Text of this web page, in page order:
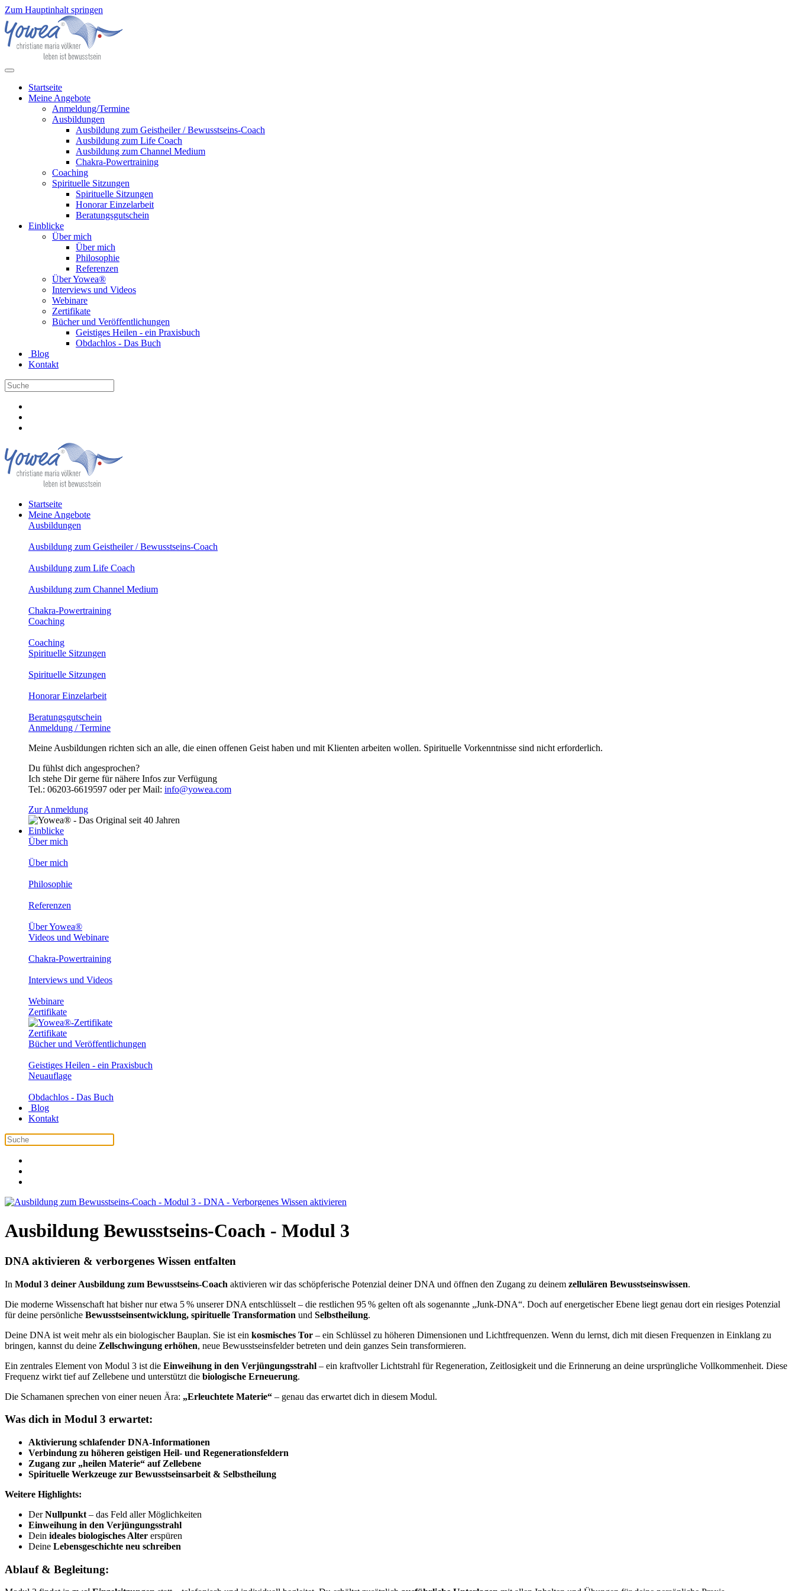
Zum Hauptinhalt springen
Startseite
Meine Angebote
Anmeldung/Termine
Ausbildungen
Ausbildung zum Geistheiler / Bewusstseins-Coach
Ausbildung zum Life Coach
Ausbildung zum Channel Medium
Chakra-Powertraining
Coaching
Spirituelle Sitzungen
Spirituelle Sitzungen
Honorar Einzelarbeit
Beratungsgutschein
Einblicke
Über mich
Über mich
Philosophie
Referenzen
Über Yowea®
Interviews und Videos
Webinare
Zertifikate
Bücher und Veröffentlichungen
Geistiges Heilen - ein Praxisbuch
Obdachlos - Das Buch
Blog
Kontakt
Startseite
Meine Angebote
Ausbildungen
Ausbildung zum Geistheiler / Bewusstseins-Coach
Ausbildung zum Life Coach
Ausbildung zum Channel Medium
Chakra-Powertraining
Coaching
Coaching
Spirituelle Sitzungen
Spirituelle Sitzungen
Honorar Einzelarbeit
Beratungsgutschein
Anmeldung / Termine
Meine Ausbildungen richten sich an alle, die einen offenen Geist haben und mit Klienten arbeiten wollen. Spirituelle Vorkenntnisse sind nicht erforderlich.
Du fühlst dich angesprochen?
Ich stehe Dir gerne für nähere Infos zur Verfügung
Tel.: 06203-6619597 oder per Mail: info@yowea.com
Zur Anmeldung
Einblicke
Über mich
Über mich
Philosophie
Referenzen
Über Yowea®
Videos und Webinare
Chakra-Powertraining
Interviews und Videos
Webinare
Zertifikate
Zertifikate
Bücher und Veröffentlichungen
Geistiges Heilen - ein Praxisbuch
Neuauflage
Obdachlos - Das Buch
Blog
Kontakt
Ausbildung Bewusstseins-Coach - Modul 3
DNA aktivieren & verborgenes Wissen entfalten
In Modul 3 deiner Ausbildung zum Bewusstseins-Coach aktivieren wir das schöpferische Potenzial deiner DNA und öffnen den Zugang zu deinem zellulären Bewusstseinswissen.
Die moderne Wissenschaft hat bisher nur etwa 5 % unserer DNA entschlüsselt – die restlichen 95 % gelten oft als sogenannte „Junk-DNA“. Doch auf energetischer Ebene liegt genau dort ein riesiges Potenzial
für deine persönliche Bewusstseinsentwicklung, spirituelle Transformation und Selbstheilung.
Deine DNA ist weit mehr als ein biologischer Bauplan. Sie ist ein kosmisches Tor – ein Schlüssel zu höheren Dimensionen und Lichtfrequenzen. Wenn du lernst, dich mit diesen Frequenzen in Einklang zu
bringen, kannst du deine Zellschwingung erhöhen, neue Bewusstseinsfelder betreten und dein ganzes Sein transformieren.
Ein zentrales Element von Modul 3 ist die Einweihung in den Verjüngungsstrahl – ein kraftvoller Lichtstrahl für Regeneration, Zeitlosigkeit und die Erinnerung an deine ursprüngliche Vollkommenheit. Diese
Frequenz wirkt tief auf Zellebene und unterstützt die biologische Erneuerung.
Die Schamanen sprechen von einer neuen Ära: „Erleuchtete Materie“ – genau das erwartet dich in diesem Modul.
Was dich in Modul 3 erwartet:
Aktivierung schlafender DNA-Informationen
Verbindung zu höheren geistigen Heil- und Regenerationsfeldern
Zugang zur „heilen Materie“ auf Zellebene
Spirituelle Werkzeuge zur Bewusstseinsarbeit & Selbstheilung
Weitere Highlights:
DerNullpunkt – das Feld aller Möglichkeiten
Einweihung in den Verjüngungsstrahl
Dein ideales biologisches Alter erspüren
Deine Lebensgeschichte neu schreiben
Ablauf & Begleitung: